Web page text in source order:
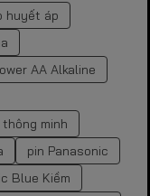
huyết áp
AA Alkaline
thông minh
pin Panasonic
Blue Kiềm